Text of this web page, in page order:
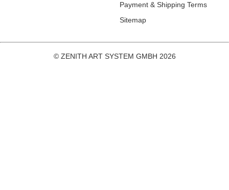
Payment & Shipping Terms
Sitemap
© ZENITH ART SYSTEM GMBH 2026